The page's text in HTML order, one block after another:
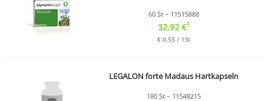
60 St – 11515888
32,92 €1
€ 0,55 / 1St
LEGALON forte Madaus Hartkapseln
180 St – 11548215